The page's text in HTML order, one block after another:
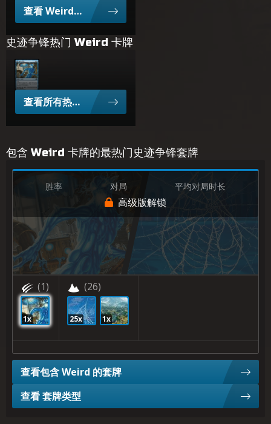
查看 Weird 指挥官
史迹争锋热门 Weird 卡牌
流电样本
查看所有热门 Weird 卡牌
包含 Weird 卡牌的最热门史迹争锋套牌
胜率 对局 平均对局时长
高级版解锁
(1)
1x
(26)
25x 1x
查看包含 Weird 的套牌
查看 套牌类型